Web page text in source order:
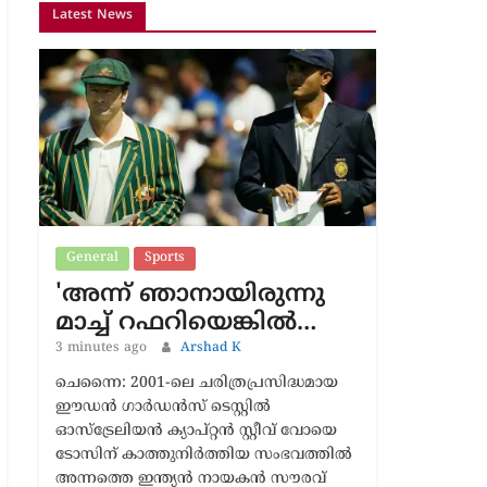
Latest News
General Sports
'അന്ന് ഞാനായിരുന്നു
മാച്ച് റഫറിയെങ്കിൽ…
3 minutes ago Arshad K
ചെന്നൈ: 2001-ലെ ചരിത്രപ്രസിദ്ധമായ
ഈഡൻ ഗാർഡൻസ് ടെസ്റ്റിൽ
ഓസ്‌ട്രേലിയൻ ക്യാപ്റ്റൻ സ്റ്റീവ് വോയെ